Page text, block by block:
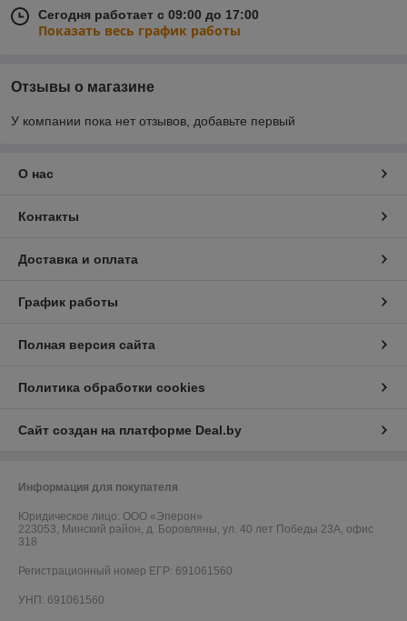
Сегодня работает с 09:00 до 17:00
Показать весь график работы
Отзывы о магазине
У компании пока нет отзывов, добавьте первый
О нас
Контакты
Доставка и оплата
График работы
Полная версия сайта
Политика обработки cookies
Сайт создан на платформе Deal.by
Информация для покупателя
Юридическое лицо: OOO «Эперон»
223053, Минский район, д. Боровляны, ул. 40 лет Победы 23А, офис
318
Регистрационный номер ЕГР: 691061560
УНП: 691061560